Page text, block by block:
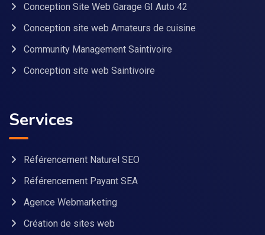
Conception Site Web Garage GI Auto 42
Conception site web Amateurs de cuisine
Community Management Saintivoire
Conception site web Saintivoire
Services
Référencement Naturel SEO
Référencement Payant SEA
Agence Webmarketing
Création de sites web